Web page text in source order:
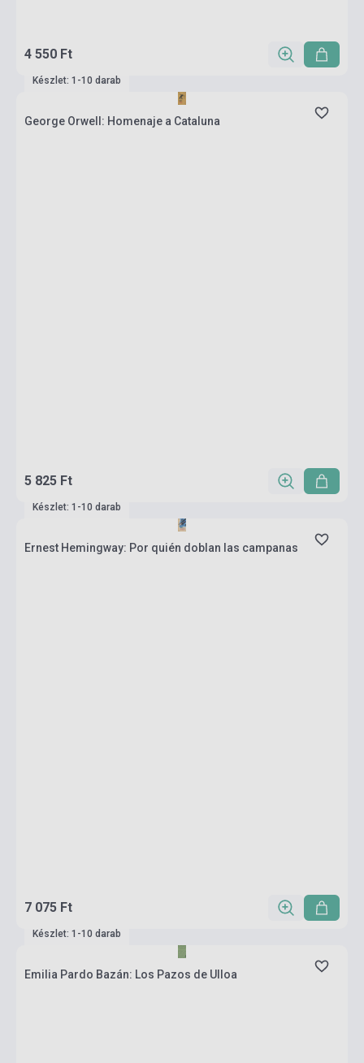
4 550 Ft
Készlet: 1-10 darab
George Orwell: Homenaje a Cataluna
5 825 Ft
Készlet: 1-10 darab
Ernest Hemingway: Por quién doblan las campanas
7 075 Ft
Készlet: 1-10 darab
Emilia Pardo Bazán: Los Pazos de Ulloa